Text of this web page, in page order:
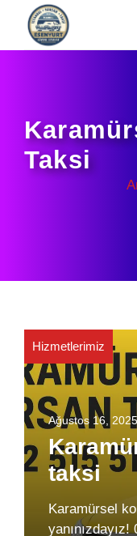
İçeriğe
Taksi
Hizmetlerimiz
Ağustos 16, 2025
taksi
Karamürsel